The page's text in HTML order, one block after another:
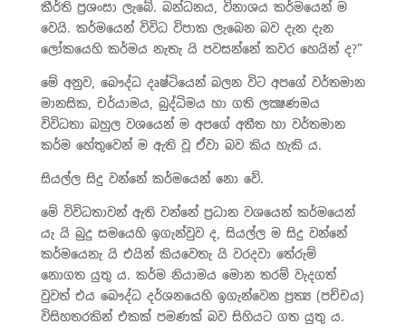
කීර්ති ප්‍රශංසා ලැබේ. බන්ධනය, විනාශය කර්මයෙන් ම
වෙයි. කර්මයෙන් විවිධ විපාක ලැබෙන බව දැන දැන
ලෝකයෙහි කර්මය නැතැ යි පවසන්නේ කවර හෙයින් ද?”
මේ අනුව, බෞද්ධ දෘෂ්ටියෙන් බලන විට අපගේ වර්තමාන
මානසික, චර්යාමය, බුද්ධිමය හා ගති ලක්‍ෂණමය
විවිධතා බහුල වශයෙන් ම අපගේ අතීත හා වර්තමාන
කර්ම හේතුවෙන් ම ඇති වූ ඒවා බව කිය හැකි ය.
සියල්ල සිදු වන්නේ කර්මයෙන් නො වේ.
මේ විවිධතාවන් ඇති වන්නේ ප්‍රධාන වශයෙන් කර්මයෙන්
යැ යි බුදු සමයෙහි ඉගැන්වුව ද, සියල්ල ම සිදු වන්නේ
කර්මයෙනැ යි එයින් කියවෙතැ යි වරදවා තේරුම්
නොගත යුතු ය. කර්ම නියාමය මොන තරම් වැදගත්
වුවත් එය බෞද්ධ දර්ශනයෙහි ඉගැන්වෙන ප්‍රත්‍ය (පච්චය)
විසිහතරකින් එකක් පමණක් බව සිහියට ගත යුතු ය.